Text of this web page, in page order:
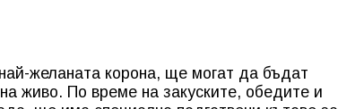
желаната корона, ще могат да бъдат
живо. По време на закуските, обедите и